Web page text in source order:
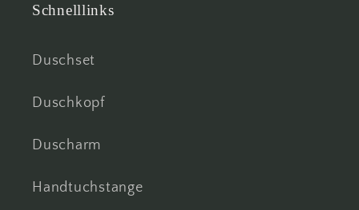
Schnelllinks
Duschset
Duschkopf
Duscharm
Handtuchstange